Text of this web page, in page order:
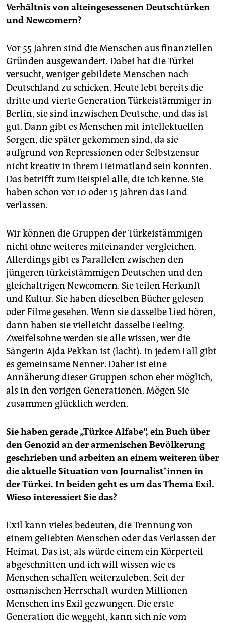
Verhältnis von alteingesessenen Deutschtürken
und Newcomern?
Vor 55 Jahren sind die Menschen aus finanziellen
Gründen ausgewandert. Dabei hat die Türkei
versucht, weniger gebildete Menschen nach
Deutschland zu schicken. Heute lebt bereits die
dritte und vierte Generation Türkeistämmiger in
Berlin, sie sind inzwischen Deutsche, und das ist
gut. Dann gibt es Menschen mit intellektuellen
Sorgen, die später gekommen sind, da sie
aufgrund von Repressionen oder Selbstzensur
nicht kreativ in ihrem Heimatland sein konnten.
Das betrifft zum Beispiel alle, die ich kenne. Sie
haben schon vor 10 oder 15 Jahren das Land
verlassen.
Wir können die Gruppen der Türkeistämmigen
nicht ohne weiteres miteinander vergleichen.
Allerdings gibt es Parallelen zwischen den
jüngeren türkeistämmigen Deutschen und den
gleichaltrigen Newcomern. Sie teilen Herkunft
und Kultur. Sie haben dieselben Bücher gelesen
oder Filme gesehen. Wenn sie dasselbe Lied hören,
dann haben sie vielleicht dasselbe Feeling.
Zweifelsohne werden sie alle wissen, wer die
Sängerin Ajda Pekkan ist (lacht). In jedem Fall gibt
es gemeinsame Nenner. Daher ist eine
Annäherung dieser Gruppen schon eher möglich,
als in den vorigen Generationen. Mögen Sie
zusammen glücklich werden.
Sie haben gerade „Türkce Alfabe“, ein Buch über
den Genozid an der armenischen Bevölkerung
geschrieben und arbeiten an einem weiteren über
die aktuelle Situation von Journalist*innen in
der Türkei. In beiden geht es um das Thema Exil.
Wieso interessiert Sie das?
Exil kann vieles bedeuten, die Trennung von
einem geliebten Menschen oder das Verlassen der
Heimat. Das ist, als würde einem ein Körperteil
abgeschnitten und ich will wissen wie es
Menschen schaffen weiterzuleben. Seit der
osmanischen Herrschaft wurden Millionen
Menschen ins Exil gezwungen. Die erste
Generation die weggeht, kann sich nie vom